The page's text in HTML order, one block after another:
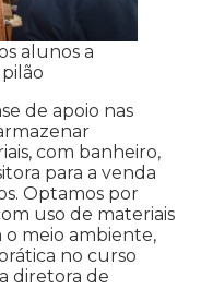
alunos a
de apoio nas
com banheiro,
para a venda
Optamos por
uso de materiais
o meio ambiente,
no curso
diretora de